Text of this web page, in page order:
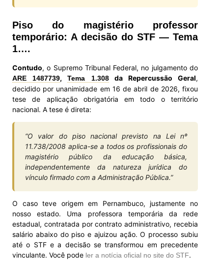
Piso do magistério professor
temporário: A decisão do STF — Tema
1….
Contudo, o Supremo Tribunal Federal, no julgamento do
ARE 1487739,Tema 1.308da Repercussão Geral,
decidido por unanimidade em 16 de abril de 2026, fixou
tese de aplicação obrigatória em todo o território
nacional. A tese é direta:
“O valor do piso nacional previsto na Lei nº
11.738/2008 aplica-se a todos os profissionais do
magistério público da educação básica,
independentemente da natureza jurídica do
vínculo firmado com a Administração Pública.”
O caso teve origem em Pernambuco, justamente no
nosso estado. Uma professora temporária da rede
estadual, contratada por contrato administrativo, recebia
salário abaixo do piso e ajuizou ação. O processo subiu
até o STF e a decisão se transformou em precedente
vinculante. Você pode ler a notícia oficial no site do STF.